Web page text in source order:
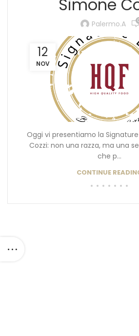
Simone
Palermo.a
12
NOV
Oggi vi presentiamo la
Cozzi: non una razza, ma una
che p...
CONTINUE